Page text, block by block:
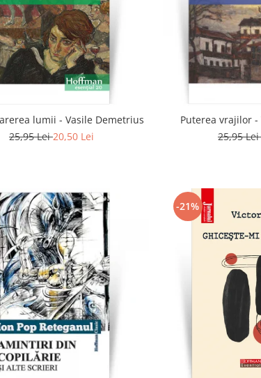
lumii - Vasile Demetrius
25,95 Lei20,50 Lei
Puterea vrajilor
25,95 Lei
-21%